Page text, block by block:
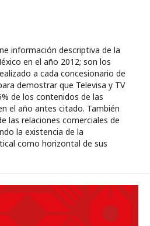
información descriptiva de la
en el año 2012; son los
a cada concesionario de
demostrar que Televisa y TV
de los contenidos de las
el año antes citado. También
las relaciones comerciales de
la existencia de la
como horizontal de sus